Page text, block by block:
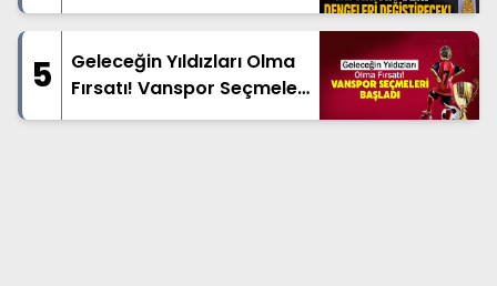
Dengeleri Değiştirecek!
5
Geleceğin Yıldızları Olma
Fırsatı! Vanspor Seçmeleri
Başladı